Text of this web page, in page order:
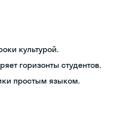
культурой.
горизонты студентов.
простым языком.